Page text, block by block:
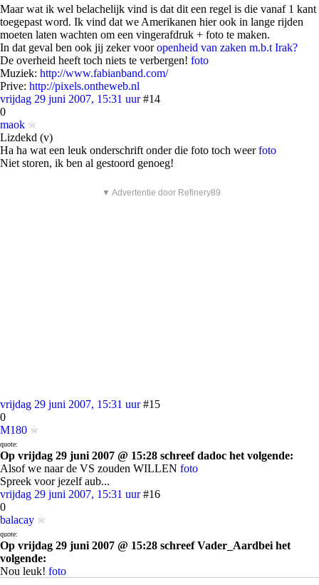
Maar wat ik wel belachelijk vind is dat dit een regel is die vanaf 1 kant
toegepast word. Ik vind dat we Amerikanen hier ook in lange rijden
moeten laten wachten om een vingerafdruk + foto te maken.
In dat geval ben ook jij zeker vooropenheid van zaken m.b.t Irak?
De overheid heeft toch niets te verbergen! foto
Muziek: http://www.fabianband.com/
Prive: http://pixels.ontheweb.nl
vrijdag 29 juni 2007, 15:31 uur #14
0
maok
Lizdekd (v)
Ha ha wat een leuk onderschrift onder die foto toch weerfoto
Niet storen, ik ben al gestoord genoeg!
▼ Advertentie door Refinery89
vrijdag 29 juni 2007, 15:31 uur #15
0
M180
quote:
Op vrijdag 29 juni 2007 @ 15:28 schreef dadoc het volgende:
Alsof we naar de VS zouden WILLEN foto
Spreek voor jezelf aub...
vrijdag 29 juni 2007, 15:31 uur #16
0
balacay
quote:
Op vrijdag 29 juni 2007 @ 15:28 schreef Vader_Aardbei het
volgende:
Nou leuk! foto